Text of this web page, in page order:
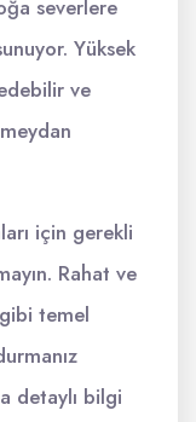
severlere
Yüksek
ve
için gerekli
Rahat ve
temel
detaylı bilgi